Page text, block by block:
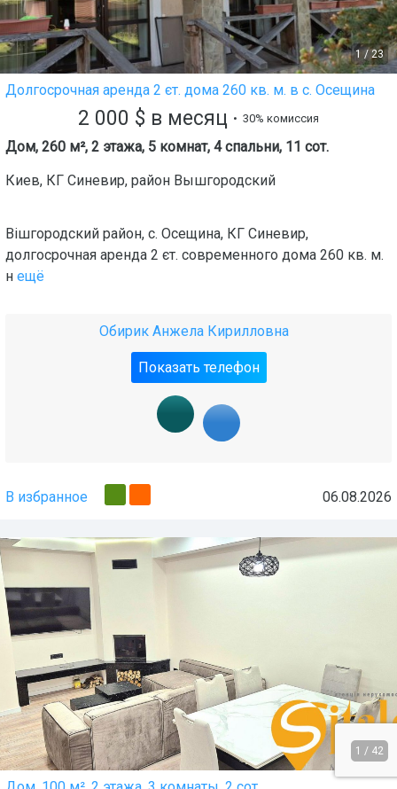
1 / 23
Долгосрочная аренда 2 єт. дома 260 кв. м. в с. Осещина
2 000 $ в месяц • 30% комиссия
Дом, 260 м², 2 этажа, 5 комнат, 4 спальни, 11 сот.
Киев, КГ Синевир, район Вышгородский
Вішгородский район, с. Осещина, КГ Синевир,
долгосрочная аренда 2 єт. современного дома 260 кв. м.
н ещё
Обирик Анжела Кирилловна
Показать телефон
В избранное 06.08.2026
1 / 42